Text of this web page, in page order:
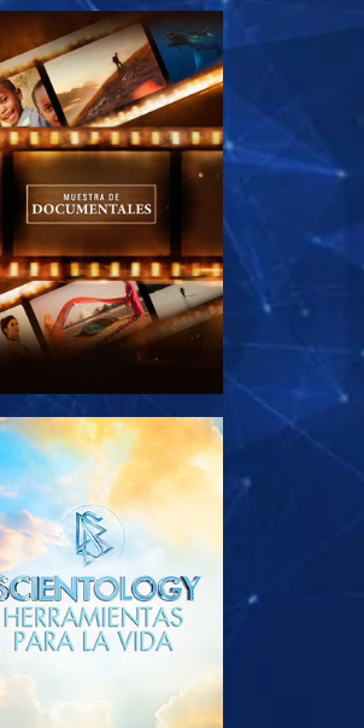
EXPLORA LAS SERIES
EXPLORA LAS SERIES